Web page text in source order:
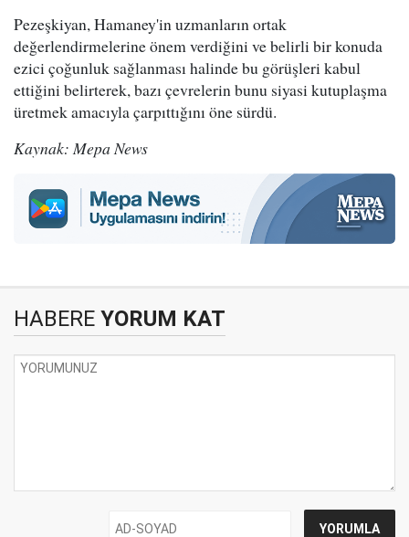
Pezeşkiyan, Hamaney'in uzmanların ortak
değerlendirmelerine önem verdiğini ve belirli bir konuda
ezici çoğunluk sağlanması halinde bu görüşleri kabul
ettiğini belirterek, bazı çevrelerin bunu siyasi kutuplaşma
üretmek amacıyla çarpıttığını öne sürdü.
Kaynak: Mepa News
HABERE YORUM KAT